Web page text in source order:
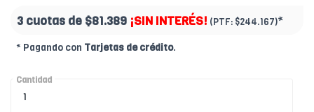
3 cuotas de $81.389 ¡SIN INTERÉS! (PTF: $244.167)*
* Pagando con Tarjetas de crédito.
Cantidad